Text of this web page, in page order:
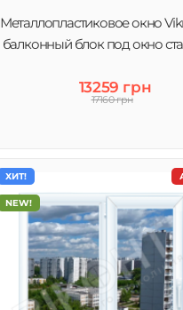
Металлопластиковое окно
балконный блок под окно
13259 грн
17160 грн
ХИТ!
NEW!